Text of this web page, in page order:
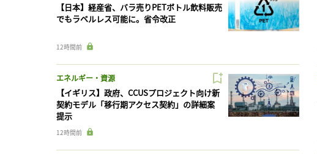
【日本】経産省、バラ売りPETボトル飲料販売
でもラベルレス可能に。省令改正
12時間前
エネルギー・資源
【イギリス】政府、CCUSプロジェクト向け新
契約モデル「移行期アクセス契約」の詳細案
提示
12時間前